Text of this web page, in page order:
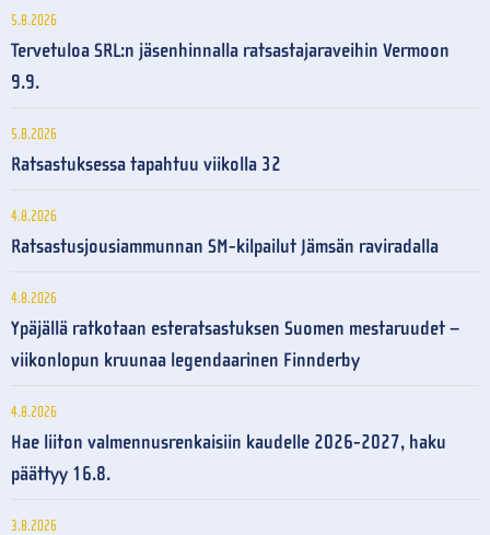
5.8.2026
Tervetuloa SRL:n jäsenhinnalla ratsastajaraveihin Vermoon
9.9.
5.8.2026
Ratsastuksessa tapahtuu viikolla 32
4.8.2026
Ratsastusjousiammunnan SM-kilpailut Jämsän raviradalla
4.8.2026
Ypäjällä ratkotaan esteratsastuksen Suomen mestaruudet –
viikonlopun kruunaa legendaarinen Finnderby
4.8.2026
Hae liiton valmennusrenkaisiin kaudelle 2026-2027, haku
päättyy 16.8.
3.8.2026